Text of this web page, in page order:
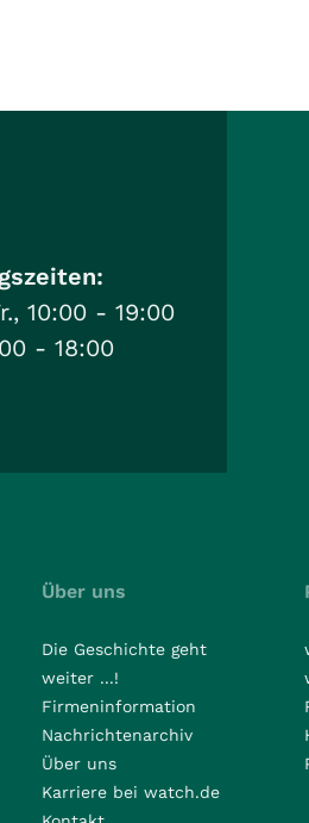
10:00 - 19:00
- 18:00
Über uns
Die Geschichte geht
weiter ...!
Firmeninformation
Nachrichtenarchiv
Über uns
Karriere bei watch.de